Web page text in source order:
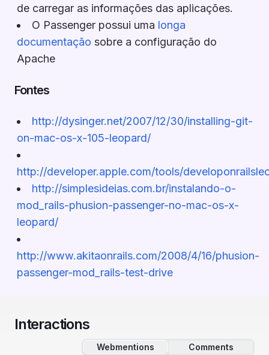
de carregar as informações das aplicações.
O Passenger possui uma longa
documentação sobre a configuração do
Apache
Fontes
http://dysinger.net/2007/12/30/installing-git-
on-mac-os-x-105-leopard/
http://developer.apple.com/tools/
http://simplesideias.com.br/instalando-o-
mod_rails-phusion-passenger-no-mac-os-x-
leopard/
http://www.akitaonrails.com/2008/4/16/phusion-
passenger-mod_rails-test-drive
Interactions
Webmentions Comments